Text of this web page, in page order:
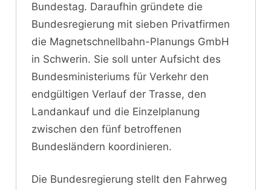
Bundestag. Daraufhin gründete die
Bundesregierung mit sieben Privatfirmen
die Magnetschnellbahn-Planungs GmbH
in Schwerin. Sie soll unter Aufsicht des
Bundesministeriums für Verkehr den
endgültigen Verlauf der Trasse, den
Landankauf und die Einzelplanung
zwischen den fünf betroffenen
Bundesländern koordinieren.
Die Bundesregierung stellt den Fahrweg